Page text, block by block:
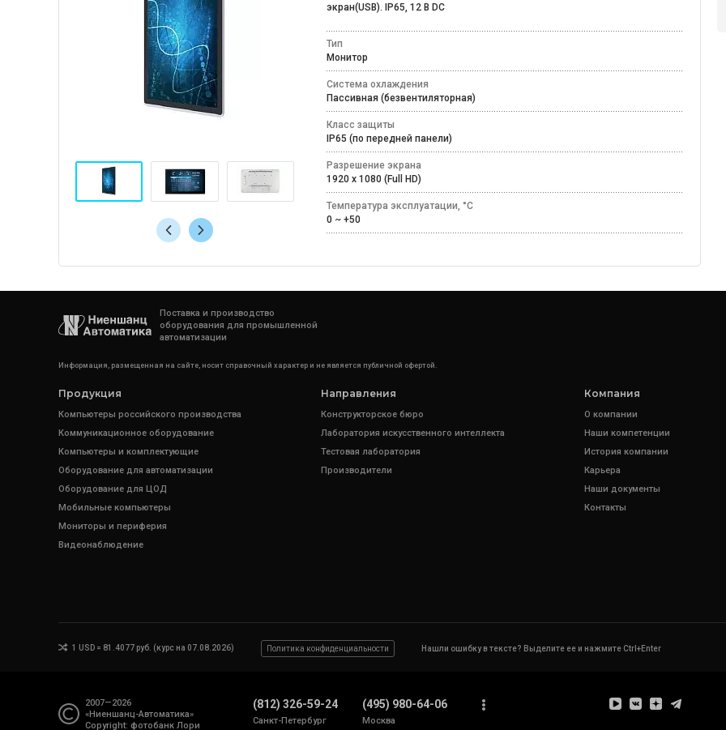
экран(USB). IP65, 12 В DC
Тип
Монитор
Система охлаждения
Пассивная (безвентиляторная)
Класс защиты
IP65 (по передней панели)
Разрешение экрана
1920 x 1080 (Full HD)
Температура эксплуатации, °C
0 ~ +50
Поставка и производство
оборудования для промышленной
автоматизации
Информация, размещенная на сайте, носит справочный характер и не является публичной офертой.
Продукция
Компьютеры российского производства
Коммуникационное оборудование
Компьютеры и комплектующие
Оборудование для автоматизации
Оборудование для ЦОД
Мобильные компьютеры
Мониторы и периферия
Видеонаблюдение
Направления
Конструкторское бюро
Лаборатория искусственного интеллекта
Тестовая лаборатория
Производители
Компания
О компании
Наши компетенции
История компании
Карьера
Наши документы
Контакты
1 USD = 81.4077 руб. (курс на 07.08.2026) Политика конфиденциальности Нашли ошибку в тексте? Выделите ее и нажмите Ctrl+Enter
2007—2026
«Ниеншанц-Автоматика»
Copyright: фотобанк Лори
(812) 326-59-24
Санкт-Петербург
(495) 980-64-06
Москва